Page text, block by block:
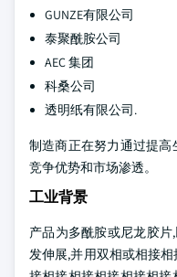
GUNZE有限公司
泰聚酰胺公司
AEC 集团
科桑公司
透明纸有限公司.
制造商正在努力通过提
竞争优势和市场渗透。
工业背景
产品为多酰胺或尼龙胶
发伸展,并用双相或相接